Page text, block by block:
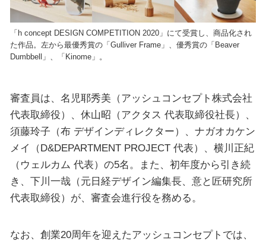
「h concept DESIGN COMPETITION 2020」にて受賞し、商品化され
た作品。左から最優秀賞の「Gulliver Frame」、優秀賞の「Beaver
Dumbbell」、「Kinome」。
審査員は、名児耶秀美（アッシュコンセプト株式会社
代表取締役）、休山昭（アクタス 代表取締役社長）、
須藤玲子（布 デザインディレクター）、ナガオカケン
メイ（D&DEPARTMENT PROJECT 代表）、横川正紀
（ウェルカム 代表）の5名。また、初年度から引き続
き、下川一哉（元日経デザイン編集長、意と匠研究所
代表取締役）が、審査会進行役を務める。
なお、創業20周年を迎えたアッシュコンセプトでは、